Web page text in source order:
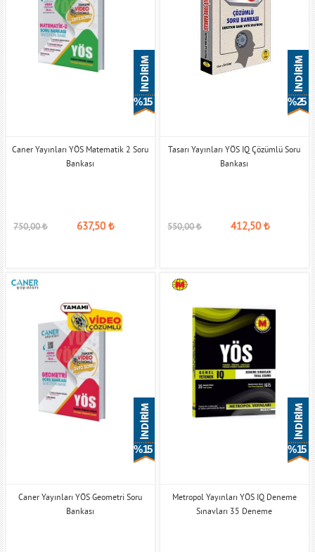
% 15
Caner Yayınları YÖS Matematik 2 Soru
Bankası
750,00₺ 637,50₺
% 25
Tasarı Yayınları YÖS IQ Çözümlü Soru
Bankası
550,00₺ 412,50₺
% 15
Caner Yayınları YÖS Geometri Soru
Bankası
% 15
Metropol Yayınları YÖS IQ Deneme
Sınavları 35 Deneme